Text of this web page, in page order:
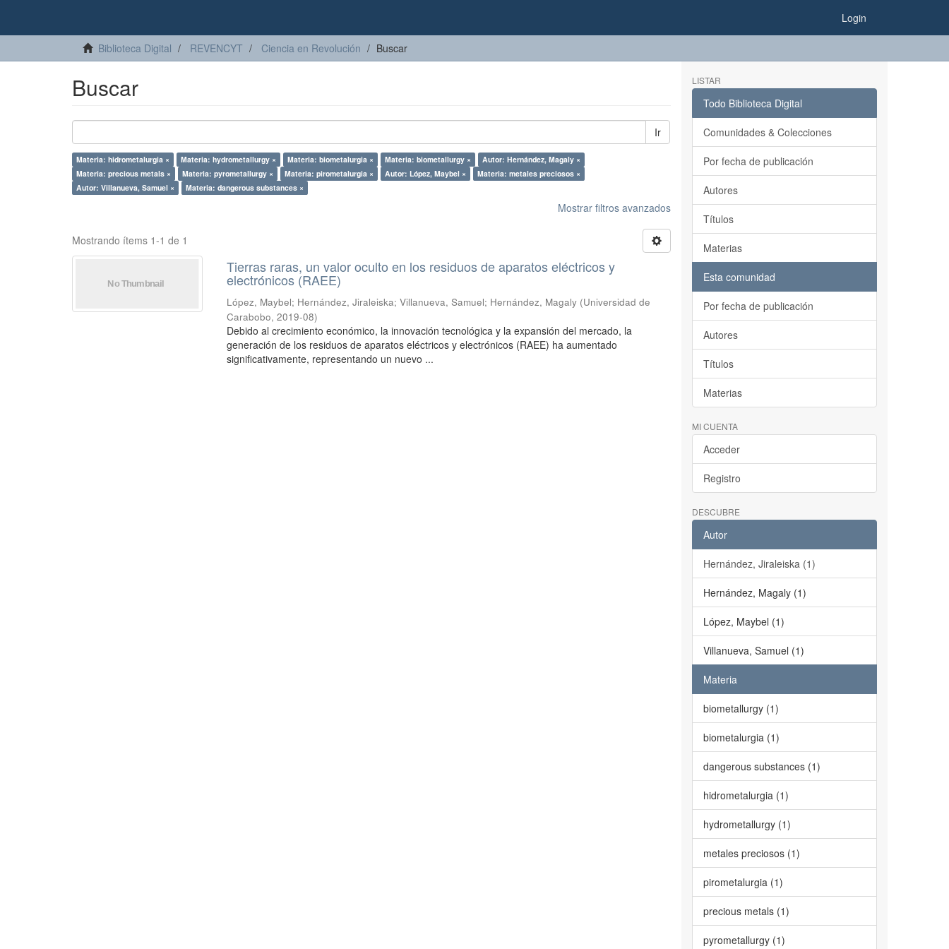
Login
Biblioteca Digital REVENCYT Ciencia en Revolución Buscar
Buscar
Ir
Materia: hidrometalurgia × Materia: hydrometallurgy × Materia: biometalurgia × Materia: biometallurgy ×
Autor: Hernández, Magaly ×
Materia: precious metals ×
Materia: pyrometallurgy × Materia: pirometalurgia × Autor: López, Maybel ×
Materia: metales preciosos ×
Autor: Villanueva, Samuel ×
Materia: dangerous substances ×
Mostrar filtros avanzados
Mostrando ítems 1-1 de 1
Tierras raras, un valor oculto en los residuos de aparatos eléctricos y
electrónicos (RAEE)
López, Maybel; Hernández, Jiraleiska;Villanueva, Samuel; Hernández, Magaly (Universidad de
Carabobo,2019-08)
Debido al crecimiento económico, la innovación tecnológica y la expansión del mercado, la
generación de los residuos de aparatos eléctricos y electrónicos (RAEE) ha aumentado
significativamente, representando un nuevo ...
LISTAR
Todo Biblioteca Digital
Comunidades & Colecciones
Por fecha de publicación
Autores
Títulos
Materias
Esta comunidad
Por fecha de publicación
Autores
Títulos
Materias
MI CUENTA
Acceder
Registro
DESCUBRE
Autor
Hernández, Jiraleiska (1)
Hernández, Magaly (1)
López, Maybel (1)
Villanueva, Samuel (1)
Materia
biometallurgy (1)
biometalurgia (1)
dangerous substances (1)
hidrometalurgia (1)
hydrometallurgy (1)
metales preciosos (1)
pirometalurgia (1)
precious metals (1)
pyrometallurgy (1)